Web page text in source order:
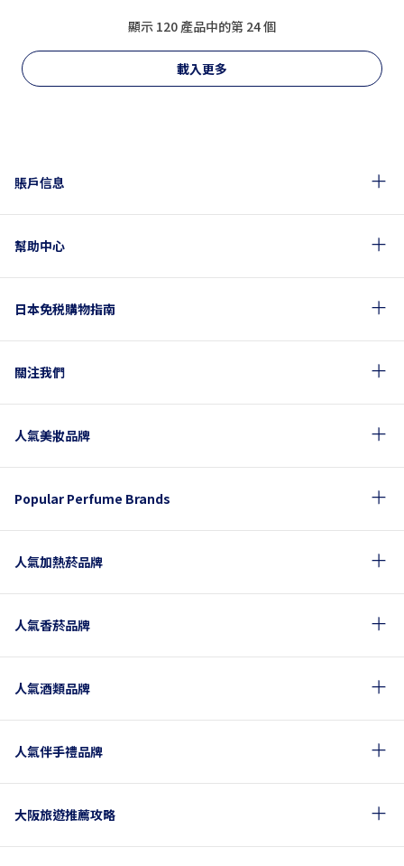
顯示 120 產品中的第 24 個
載入更多
賬戶信息
幫助中心
日本免税購物指南
關注我們
人氣美妝品牌
Popular Perfume Brands
人氣加熱菸品牌
人氣香菸品牌
人氣酒類品牌
人氣伴手禮品牌
大阪旅遊推薦攻略